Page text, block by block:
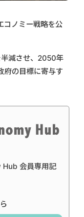
コノミー戦略を公
減させ、2050年
府の目標に寄与す
会員専用記